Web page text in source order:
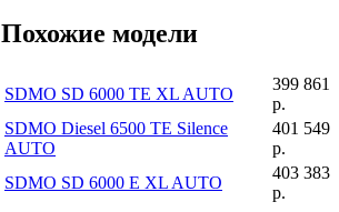
Похожие модели
SDMO SD 6000 TE XL AUTO
399 861
р.
SDMO Diesel 6500 TE Silence
AUTO
401 549
р.
SDMO SD 6000 E XL AUTO
403 383
р.